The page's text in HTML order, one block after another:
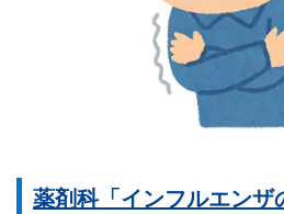
薬剤科「インフルエンザ